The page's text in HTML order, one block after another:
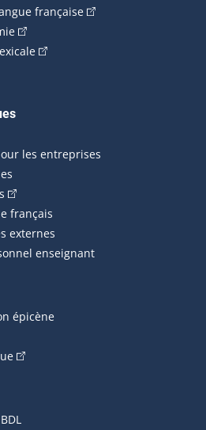
française(Cet hyperlien
(Cet hyperlien externe s'ouvrira
(Cet hyperlien externe
hyperlien externe s'ouvrira dans une
les entreprises
(Cet hyperlien externe s'ouvrira
français
externes
enseignant
épicène
(Cet hyperlien externe s'ouvrira